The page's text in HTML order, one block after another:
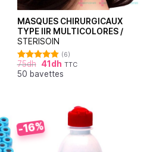
MASQUES CHIRURGICAUX
TYPE IIR MULTICOLORES /
STERISOIN
Note
4.83
sur 5
(6)
75dh 41 dh TTC
50 bavettes
-16%